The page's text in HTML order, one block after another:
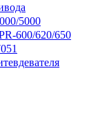
5000
600/620/650